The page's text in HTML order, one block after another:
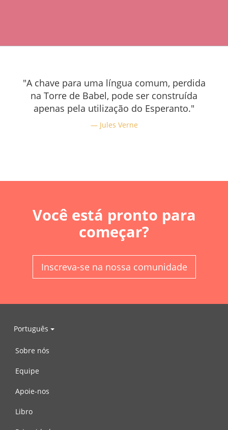
"A chave para uma língua comum, perdida
na Torre de Babel, pode ser construída
apenas pela utilização do Esperanto."
Jules Verne
Você está pronto para
começar?
Inscreva-se na nossa comunidade
Português
Sobre nós
Equipe
Apoie-nos
Libro